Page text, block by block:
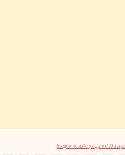
Введем новый праздник! 30